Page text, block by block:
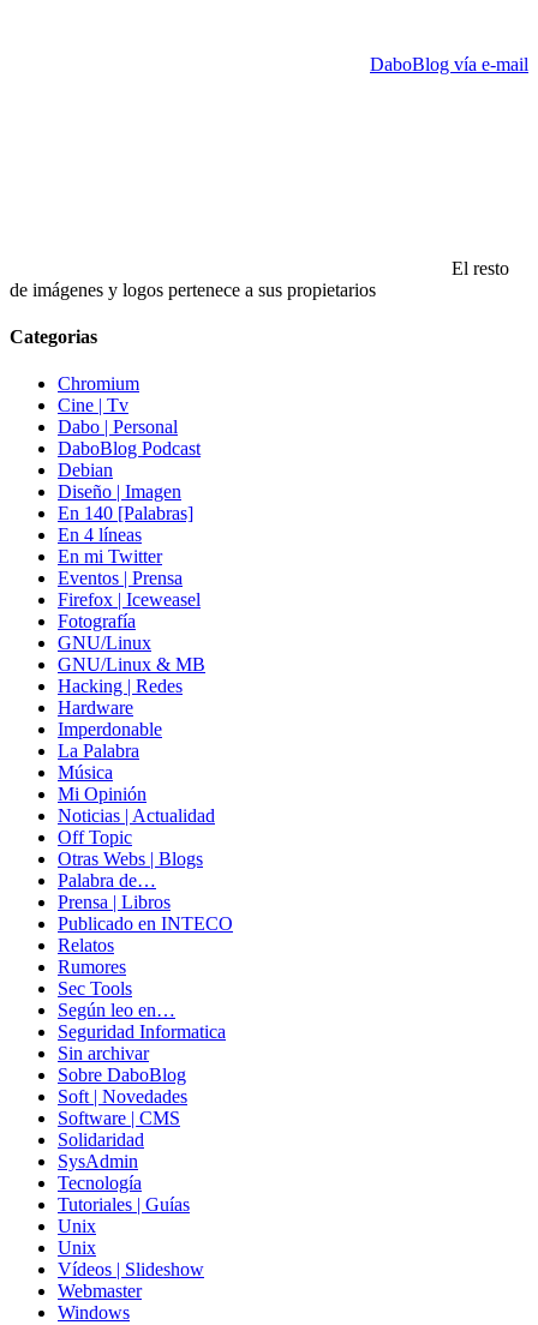
DaboBlog vía e-mail
El resto
de imágenes y logos pertenece a sus propietarios
Categorias
Chromium
Cine | Tv
Dabo | Personal
DaboBlog Podcast
Debian
Diseño | Imagen
En 140 [Palabras]
En 4 líneas
En mi Twitter
Eventos | Prensa
Firefox | Iceweasel
Fotografía
GNU/Linux
GNU/Linux & MB
Hacking | Redes
Hardware
Imperdonable
La Palabra
Música
Mi Opinión
Noticias | Actualidad
Off Topic
Otras Webs | Blogs
Palabra de…
Prensa | Libros
Publicado en INTECO
Relatos
Rumores
Sec Tools
Según leo en…
Seguridad Informatica
Sin archivar
Sobre DaboBlog
Soft | Novedades
Software | CMS
Solidaridad
SysAdmin
Tecnología
Tutoriales | Guías
Unix
Unix
Vídeos | Slideshow
Webmaster
Windows